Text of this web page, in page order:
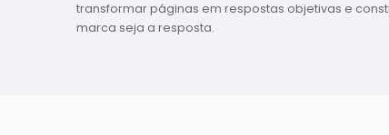
transformar páginas em respostas objetivas e
marca seja a resposta.